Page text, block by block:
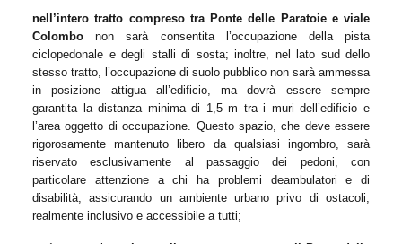
nell’intero tratto compreso tra Ponte delle Paratoie e viale
Colombo non sarà consentita l’occupazione della pista
ciclopedonale e degli stalli di sosta; inoltre, nel lato sud dello
stesso tratto, l’occupazione di suolo pubblico non sarà ammessa
in posizione attigua all’edificio, ma dovrà essere sempre
garantita la distanza minima di 1,5 m tra i muri dell’edificio e
l’area oggetto di occupazione. Questo spazio, che deve essere
rigorosamente mantenuto libero da qualsiasi ingombro, sarà
riservato esclusivamente al passaggio dei pedoni, con
particolare attenzione a chi ha problemi deambulatori e di
disabilità, assicurando un ambiente urbano privo di ostacoli,
realmente inclusivo e accessibile a tutti;